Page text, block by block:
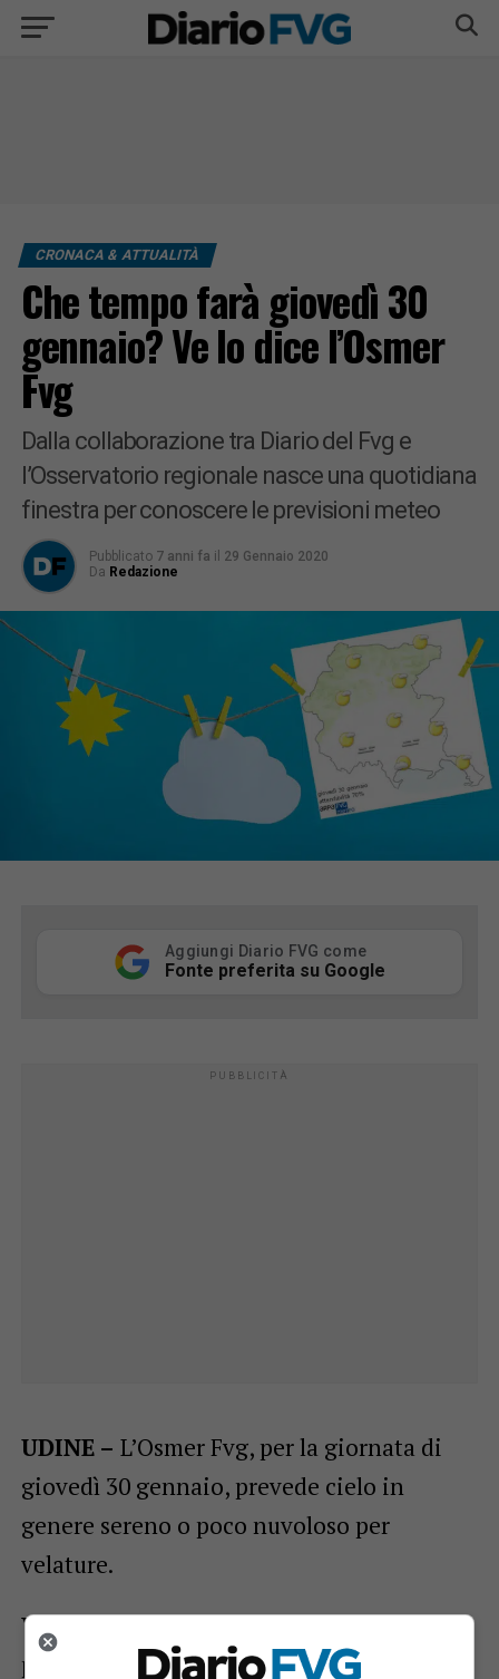
CRONACA & ATTUALITÀ
Che tempo farà giovedì 30
gennaio? Ve lo dice l’Osmer
Fvg
Dalla collaborazione tra Diario del Fvg e
l’Osservatorio regionale nasce una quotidiana
finestra per conoscere le previsioni meteo
Pubblicato 7 anni fa il 29 Gennaio 2020
Da Redazione
Aggiungi Diario FVG come
Fonte preferita su Google
UDINE – L’Osmer Fvg, per la giornata di
giovedì 30 gennaio, prevede cielo in
genere sereno o poco nuvoloso per
velature.
Verso sera su bassa pianura e costa
possibili nubi basse o nebbie più probabili